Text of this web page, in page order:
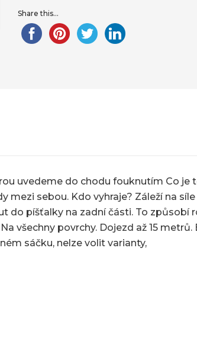
Share this...
uvedeme do chodu fouknutím Co je
sebou. Kdo vyhraje? Záleží na
do píšťalky na zadní části. To způsobí
všechny povrchy. Dojezd až 15 metrů.
sáčku, nelze volit varianty,